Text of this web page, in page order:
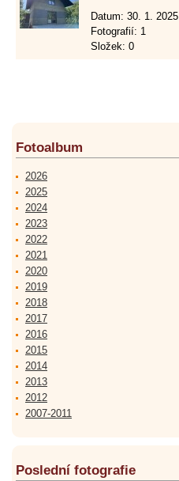
Datum: 30. 1. 2025
Fotografií: 1
Složek: 0
Fotoalbum
2026
2025
2024
2023
2022
2021
2020
2019
2018
2017
2016
2015
2014
2013
2012
2007-2011
Poslední fotografie